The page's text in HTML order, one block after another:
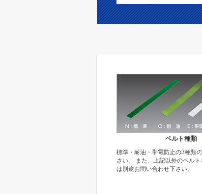
ベルト種類
標準・耐油・帯電防止の3種類
さい。 また、上記以外のベル
は別途お問い合わせ下さい。